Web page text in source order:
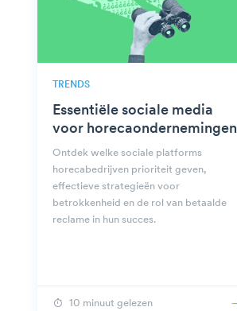
TRENDS
Essentiële sociale media
voor horecaondernemingen
Ontdek welke sociale platforms
horecabedrijven prioriteit geven,
effectieve strategieën voor
betrokkenheid en de rol van betaalde
reclame in hun succes.
10 minuut gelezen